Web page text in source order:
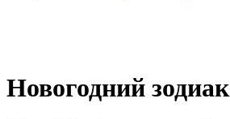
Новогодний зодиак